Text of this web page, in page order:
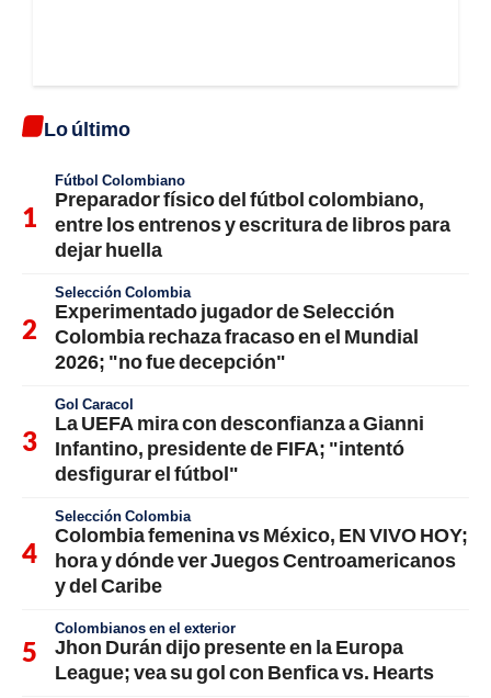
Lo último
Fútbol Colombiano
Preparador físico del fútbol colombiano,
entre los entrenos y escritura de libros para
dejar huella
Selección Colombia
Experimentado jugador de Selección
Colombia rechaza fracaso en el Mundial
2026; "no fue decepción"
Gol Caracol
La UEFA mira con desconfianza a Gianni
Infantino, presidente de FIFA; "intentó
desfigurar el fútbol"
Selección Colombia
Colombia femenina vs México, EN VIVO HOY;
hora y dónde ver Juegos Centroamericanos
y del Caribe
Colombianos en el exterior
Jhon Durán dijo presente en la Europa
League; vea su gol con Benfica vs. Hearts